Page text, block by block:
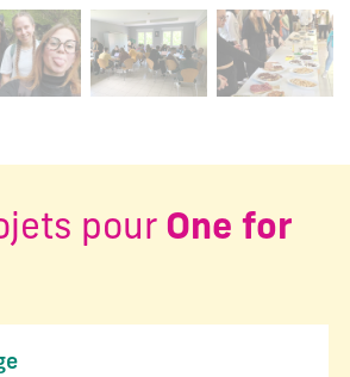
actuelle de ce carrousel
pour One for